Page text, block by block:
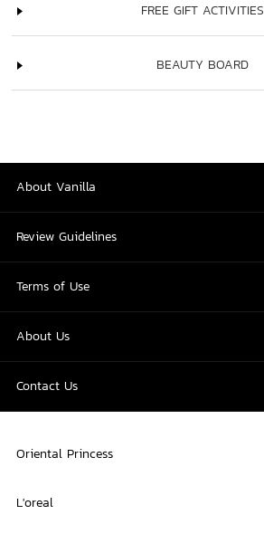
FREE GIFT ACTIVITIES
BEAUTY BOARD
About Vanilla
Review Guidelines
Terms of Use
About Us
Contact Us
Oriental Princess
L'oreal